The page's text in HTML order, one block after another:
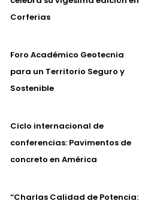
Corferias
Foro Académico Geotecnia
para un Territorio Seguro y
Sostenible
Ciclo internacional de
conferencias: Pavimentos de
concreto en América
“Charlas Calidad de Potencia: